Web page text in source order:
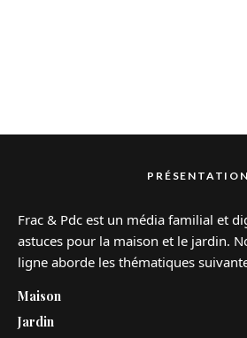
PRÉSENTATION
Frac & Pdc est un média familial et
astuces pour la maison et le jardin.
ligne aborde les thématiques
Maison
Jardin